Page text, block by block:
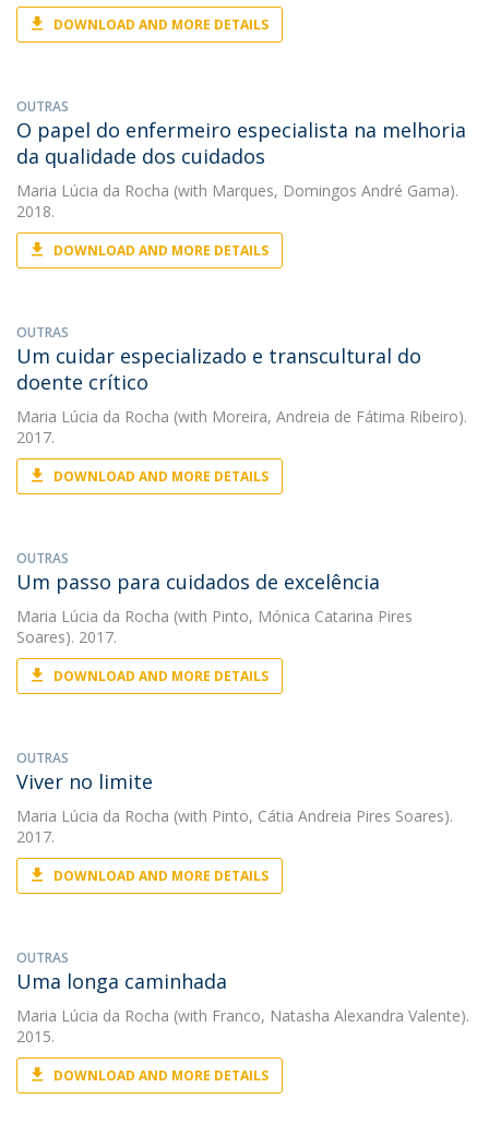
DOWNLOAD AND MORE DETAILS
OUTRAS
O papel do enfermeiro especialista na melhoria
da qualidade dos cuidados
Maria Lúcia da Rocha (with Marques, Domingos André Gama).
2018.
DOWNLOAD AND MORE DETAILS
OUTRAS
Um cuidar especializado e transcultural do
doente crítico
Maria Lúcia da Rocha (with Moreira, Andreia de Fátima Ribeiro).
2017.
DOWNLOAD AND MORE DETAILS
OUTRAS
Um passo para cuidados de excelência
Maria Lúcia da Rocha (with Pinto, Mónica Catarina Pires
Soares). 2017.
DOWNLOAD AND MORE DETAILS
OUTRAS
Viver no limite
Maria Lúcia da Rocha (with Pinto, Cátia Andreia Pires Soares).
2017.
DOWNLOAD AND MORE DETAILS
OUTRAS
Uma longa caminhada
Maria Lúcia da Rocha (with Franco, Natasha Alexandra Valente).
2015.
DOWNLOAD AND MORE DETAILS